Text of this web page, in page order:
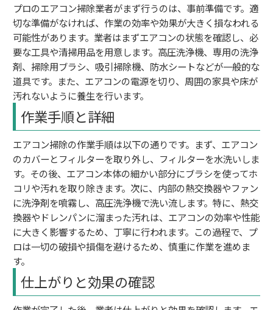
プロのエアコン掃除業者がまず行うのは、事前準備です。適
切な準備がなければ、作業の効率や効果が大きく損なわれる
可能性があります。業者はまずエアコンの状態を確認し、必
要な工具や清掃用品を用意します。高圧洗浄機、専用の洗浄
剤、掃除用ブラシ、吸引掃除機、防水シートなどが一般的な
道具です。また、エアコンの電源を切り、周囲の家具や床が
汚れないように養生を行います。
作業手順と詳細
エアコン掃除の作業手順は以下の通りです。まず、エアコン
のカバーとフィルターを取り外し、フィルターを水洗いしま
す。その後、エアコン本体の細かい部分にブラシを使ってホ
コリや汚れを取り除きます。次に、内部の熱交換器やファン
に洗浄剤を噴霧し、高圧洗浄機で洗い流します。特に、熱交
換器やドレンパンに溜まった汚れは、エアコンの効率や性能
に大きく影響するため、丁寧に行われます。この過程で、プ
ロは一切の破損や損傷を避けるため、慎重に作業を進めま
す。
仕上がりと効果の確認